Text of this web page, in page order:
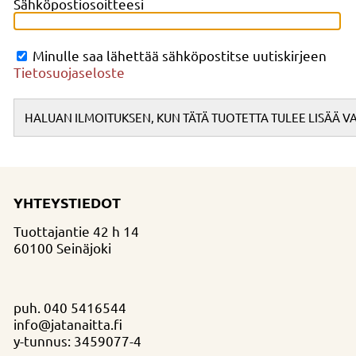
Sähköpostiosoitteesi
Minulle saa lähettää sähköpostitse uutiskirjeen
Tietosuojaseloste
YHTEYSTIEDOT
Tuottajantie 42 h 14
60100 Seinäjoki
puh. 040 5416544
info@jatanaitta.fi
y-tunnus: 3459077-4